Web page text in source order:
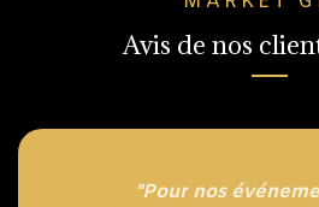
Avis de nos
"Pour nos